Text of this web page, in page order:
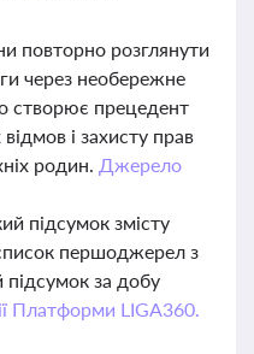
повторно розглянути
через необережне
створює прецедент
і захисту прав
родин. Джерело
підсумок змісту
першоджерел з
за добу
Платформи LIGA360.